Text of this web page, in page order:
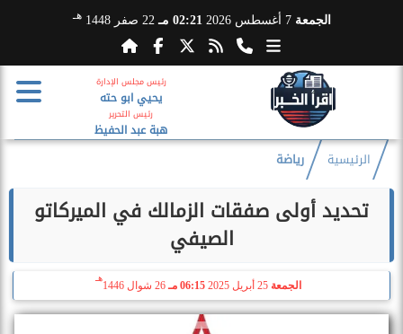
الجمعة 7 أغسطس 2026 02:21 مـ 22 صفر 1448 هـ
رئيس مجلس الإدارة
يحيي ابو حته
رئيس التحرير
هبة عبد الحفيظ
الرئيسية رياضة
تحديد أولى صفقات الزمالك في الميركاتو
الصيفي
الجمعة 25 أبريل 2025 06:15 مـ 26 شوال 1446
هـ